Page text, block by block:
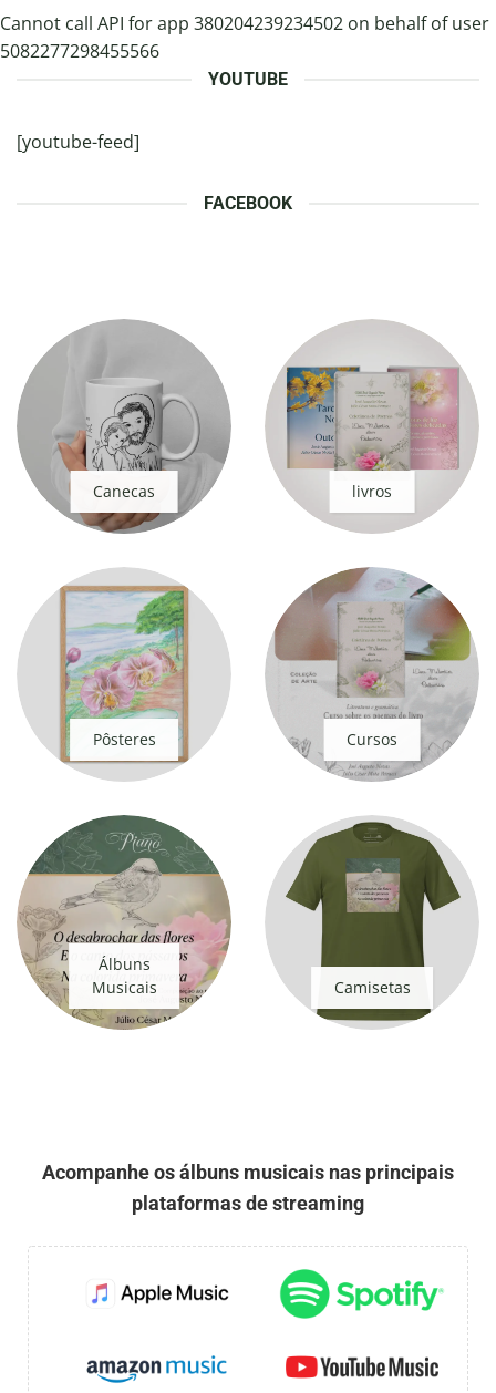
Cannot call API for app 380204239234502 on behalf of user
5082277298455566
YOUTUBE
[youtube-feed]
FACEBOOK
Canecas livros
Pôsteres Cursos
Álbuns
Musicais
Camisetas
Acompanhe os álbuns musicais nas principais
plataformas de streaming